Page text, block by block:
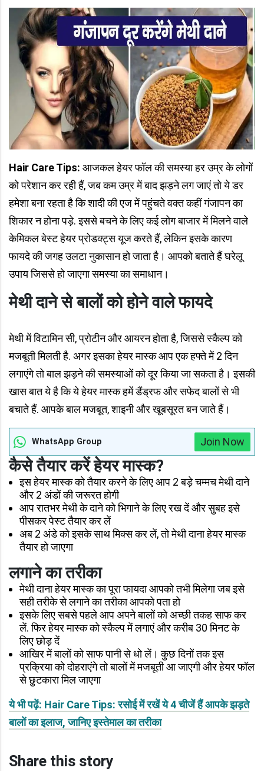
Hair Care Tips: आजकल हेयर फॉल की समस्या हर उम्र के लोगों
को परेशान कर रही हैं, जब कम उम्र में बाद झड़ने लग जाएं तो ये डर
हमेशा बना रहता है कि शादी की एज में पहुंचते वक्त कहीं गंजापन का
शिकार न होना पड़े. इससे बचने के लिए कई लोग बाजार में मिलने वाले
केमिकल बेस्ट हेयर प्रोडक्ट्स यूज करते हैं, लेकिन इसके कारण
फायदे की जगह उलटा नुकासान हो जाता है। आपको बताते हैं घरेलू
उपाय जिससे हो जाएगा समस्या का समाधान।
मेथी दाने से बालों को होने वाले फायदे
मेथी में विटामिन सी, प्रोटीन और आयरन होता है, जिससे स्कैल्प को
मजबूती मिलती है. अगर इसका हेयर मास्क आप एक हफ्ते में 2 दिन
लगाएंगे तो बाल झड़ने की समस्याओं को दूर किया जा सकता है। इसकी
खास बात ये है कि ये हेयर मास्क हमें डैंड्रफ और सफेद बालों से भी
बचाते हैं. आपके बाल मजबूत, शाइनी और खूबसूरत बन जाते हैं।
WhatsApp Group Join Now
कैसे तैयार करें हेयर मास्क?
इस हेयर मास्क को तैयार करने के लिए आप 2 बड़े चम्मच मेथी दाने
और 2 अंडों की जरूरत होगी
आप रातभर मेथी के दाने को भिगाने के लिए रख दें और सुबह इसे
पीसकर पेस्ट तैयार कर लें
अब 2 अंडे को इसके साथ मिक्स कर लें, तो मेथी दाना हेयर मास्क
तैयार हो जाएगा
लगाने का तरीका
मेथी दाना हेयर मास्क का पूरा फायदा आपको तभी मिलेगा जब इसे
सही तरीके से लगाने का तरीका आपको पता हो
इसके लिए सबसे पहले आप अपने बालों को अच्छी तकह साफ कर
लें. फिर हेयर मास्क को स्कैल्प में लगाएं और करीब 30 मिनट के
लिए छोड़ दें
आखिर में बालों को साफ पानी से धो लें। कुछ दिनों तक इस
प्रक्रिया को दोहराएंगे तो बालों में मजबूती आ जाएगी और हेयर फॉल
से छुटकारा मिल जाएगा
ये भी पढ़ें: Hair Care Tips: रसोई में रखें ये 4 चीजें हैं आपके झड़ते
बालों का इलाज, जानिए इस्तेमाल का तरीका
Share this story